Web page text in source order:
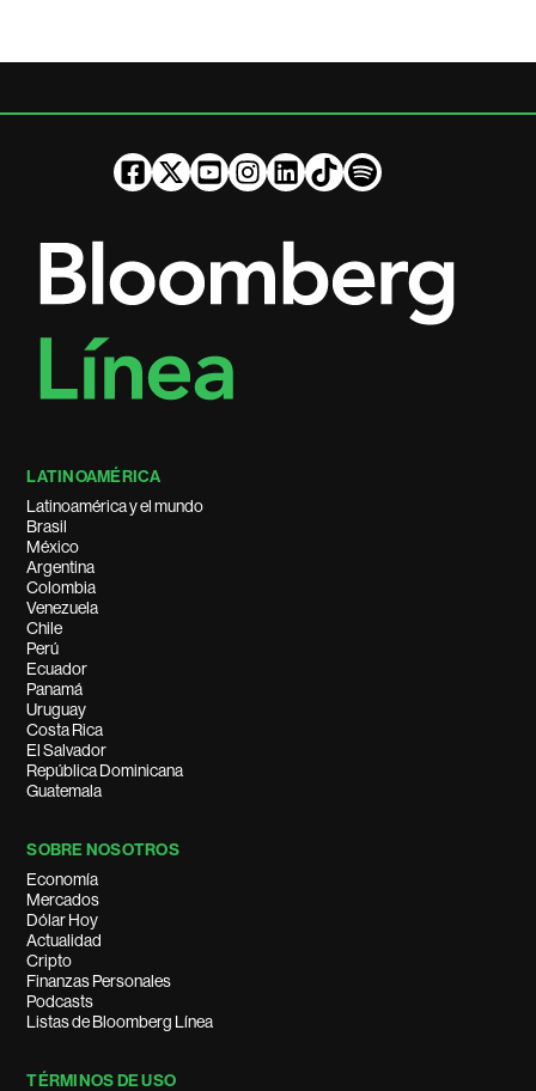
LATINOAMÉRICA
Latinoamérica y el mundo
Brasil
México
Argentina
Colombia
Venezuela
Chile
Perú
Ecuador
Panamá
Uruguay
Costa Rica
El Salvador
República Dominicana
Guatemala
SOBRE NOSOTROS
Economía
Mercados
Dólar Hoy
Actualidad
Cripto
Finanzas Personales
Podcasts
Listas de Bloomberg Línea
TÉRMINOS DE USO